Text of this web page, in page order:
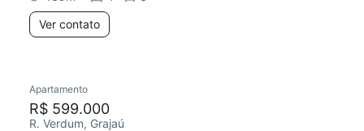
Ver contato
Apartamento
R$ 599.000
R. Verdum, Grajaú